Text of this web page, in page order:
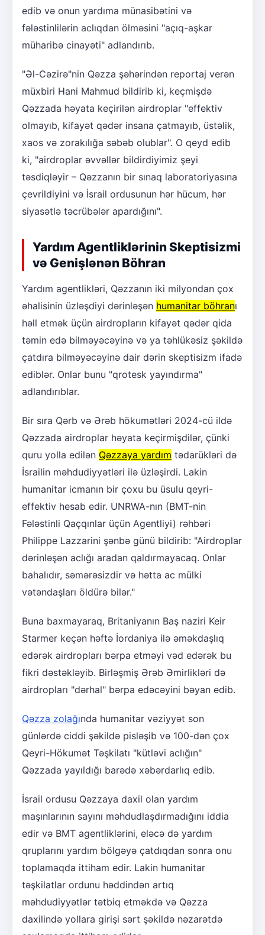
edib və onun yardıma münasibətini və
fələstinlilərin aclıqdan ölməsini "açıq-aşkar
müharibə cinayəti" adlandırıb.
"Əl-Cəzirə"nin Qəzza şəhərindən reportaj verən
müxbiri Hani Mahmud bildirib ki, keçmişdə
Qəzzada həyata keçirilən airdroplar "effektiv
olmayıb, kifayət qədər insana çatmayıb, üstəlik,
xaos və zorakılığa səbəb olublar". O qeyd edib
ki, "airdroplar əvvəllər bildirdiyimiz şeyi
təsdiqləyir – Qəzzanın bir sınaq laboratoriyasına
çevrildiyini və İsrail ordusunun hər hücum, hər
siyasətlə təcrübələr apardığını".
Yardım Agentliklərinin Skeptisizmi
və Genişlənən Böhran
Yardım agentlikləri, Qəzzanın iki milyondan çox
əhalisinin üzləşdiyi dərinləşən humanitar böhranı
həll etmək üçün airdropların kifayət qədər qida
təmin edə bilməyəcəyinə və ya təhlükəsiz şəkildə
çatdıra bilməyəcəyinə dair dərin skeptisizm ifadə
ediblər. Onlar bunu "qrotesk yayındırma"
adlandırıblar.
Bir sıra Qərb və Ərəb hökumətləri 2024-cü ildə
Qəzzada airdroplar həyata keçirmişdilər, çünki
quru yolla edilən Qəzzaya yardım tədarükləri də
İsrailin məhdudiyyətləri ilə üzləşirdi. Lakin
humanitar icmanın bir çoxu bu üsulu qeyri-
effektiv hesab edir. UNRWA-nın (BMT-nin
Fələstinli Qaçqınlar üçün Agentliyi) rəhbəri
Philippe Lazzarini şənbə günü bildirib: "Airdroplar
dərinləşən aclığı aradan qaldırmayacaq. Onlar
bahalıdır, səmərəsizdir və hətta ac mülki
vətəndaşları öldürə bilər."
Buna baxmayaraq, Britaniyanın Baş naziri Keir
Starmer keçən həftə İordaniya ilə əməkdaşlıq
edərək airdropları bərpa etməyi vəd edərək bu
fikri dəstəkləyib. Birləşmiş Ərəb Əmirlikləri də
airdropları "dərhal" bərpa edəcəyini bəyan edib.
Qəzza zolağında humanitar vəziyyət son
günlərdə ciddi şəkildə pisləşib və 100-dən çox
Qeyri-Hökumət Təşkilatı "kütləvi aclığın"
Qəzzada yayıldığı barədə xəbərdarlıq edib.
İsrail ordusu Qəzzaya daxil olan yardım
maşınlarının sayını məhdudlaşdırmadığını iddia
edir və BMT agentliklərini, eləcə də yardım
qruplarını yardım bölgəyə çatdıqdan sonra onu
toplamaqda ittiham edir. Lakin humanitar
təşkilatlar ordunu həddindən artıq
məhdudiyyətlər tətbiq etməkdə və Qəzza
daxilində yollara girişi sərt şəkildə nəzarətdə